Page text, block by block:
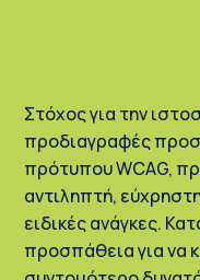
Στόχος για την
προδιαγραφές
πρότυπου WCAG,
αντιληπτή,
ειδικές ανάγκες.
προσπάθεια για να